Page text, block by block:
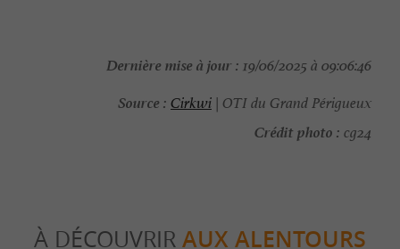
Dernière mise à jour : 19/06/2025 à 09:06:46
Source : Cirkwi | OTI du Grand Périgueux
Crédit photo : cg24
À DÉCOUVRIR AUX ALENTOURS